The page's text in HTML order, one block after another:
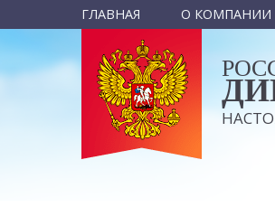
ГЛАВНАЯ О КОМПАНИИ